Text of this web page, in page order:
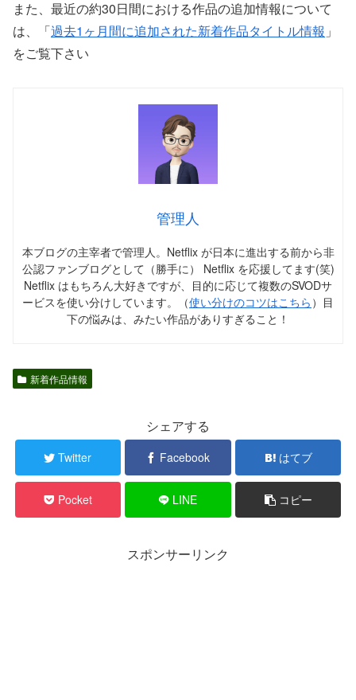
また、最近の約30日間における作品の追加情報について
は、「過去1ヶ月間に追加された新着作品タイトル情報 」
をご覧下さい
管理人
本ブログの主宰者で管理人。Netflix が日本に進出する前から非
公認ファンブログとして（勝手に） Netflix を応援してます(笑)
Netflix はもちろん大好きですが、目的に応じて複数のSVODサ
ービスを使い分けしています。（使い分けのコツはこちら ）目
下の悩みは、みたい作品がありすぎること！
新着作品情報
シェアする
Twitter Facebook はてブ
Pocket LINE コピー
スポンサーリンク